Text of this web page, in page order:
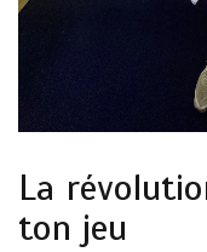
La
ton jeu